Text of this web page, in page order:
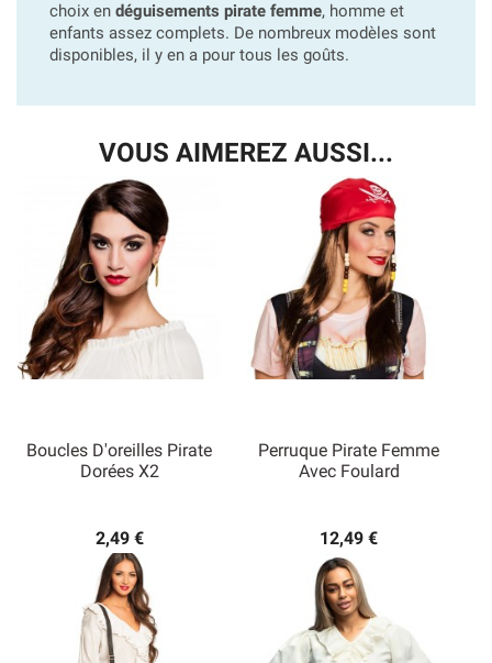
choix en déguisements pirate femme, homme et
enfants assez complets. De nombreux modèles sont
disponibles, il y en a pour tous les goûts.
VOUS AIMEREZ AUSSI...
Boucles D'oreilles Pirate
Dorées X2
2,49 €
Perruque Pirate Femme
Avec Foulard
12,49 €